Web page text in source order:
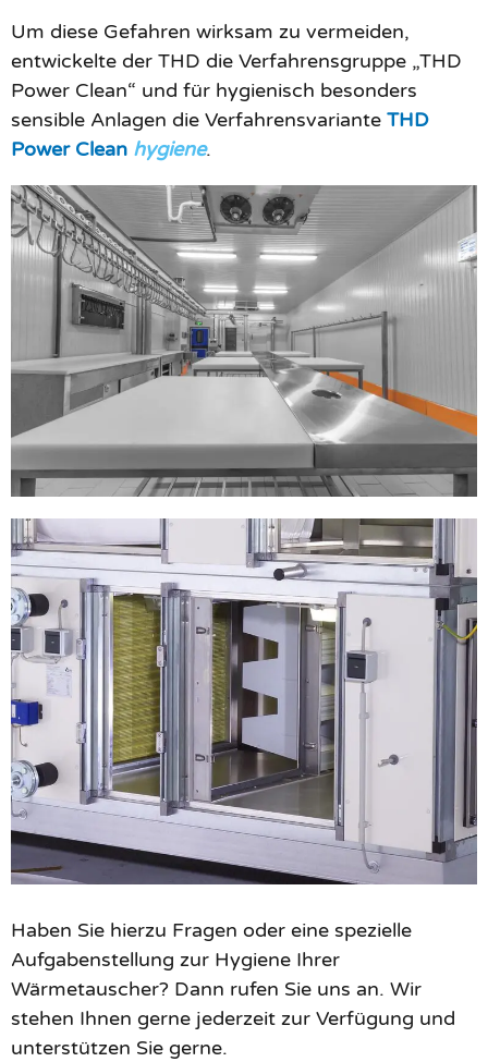
Um diese Gefahren wirksam zu vermeiden,
entwickelte der THD die Verfahrensgruppe „THD
Power Clean“ und für hygienisch besonders
sensible Anlagen die Verfahrensvariante THD
Power Clean hygiene.
Haben Sie hierzu Fragen oder eine spezielle
Aufgabenstellung zur Hygiene Ihrer
Wärmetauscher? Dann rufen Sie uns an. Wir
stehen Ihnen gerne jederzeit zur Verfügung und
unterstützen Sie gerne.